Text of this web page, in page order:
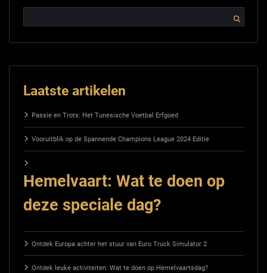
Laatste artikelen
Passie en Trots: Het Tunesische Voetbal Erfgoed
Vooruitblik op de Spannende Champions League 2024 Editie
Hemelvaart: Wat te doen op
deze speciale dag?
Ontdek Europa achter het stuur van Euro Truck Simulator 2
Ontdek leuke activiteiten: Wat te doen op Hemelvaartsdag?